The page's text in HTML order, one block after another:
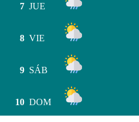
7 JUE
8 VIE
9 SÁB
10 DOM